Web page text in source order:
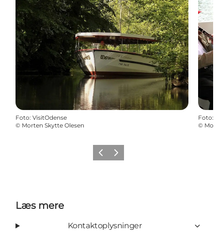
Foto: VisitOdense
© Morten Skytte Olesen
Foto:
©
ForrigeNæste
Læs mere
Kontaktoplysninger